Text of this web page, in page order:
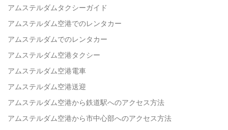
アムステルダムタクシーガイド
アムステルダム空港でのレンタカー
アムステルダムでのレンタカー
アムステルダム空港タクシー
アムステルダム空港電車
アムステルダム空港送迎
アムステルダム空港から鉄道駅へのアクセス方法
アムステルダム空港から市中心部へのアクセス方法